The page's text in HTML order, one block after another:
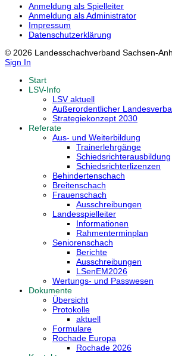
Anmeldung als Spielleiter
Anmeldung als Administrator
Impressum
Datenschutzerklärung
© 2026 Landesschachverband Sachsen-
Sign In
Start
LSV-Info
LSV aktuell
Außerordentlicher
Strategiekonzept 2030
Referate
Aus- und Weiterbildung
Trainerlehrgänge
Schiedsrichterausbildung
Schiedsrichterlizenzen
Behindertenschach
Breitenschach
Frauenschach
Ausschreibungen
Landesspielleiter
Informationen
Rahmenterminplan
Seniorenschach
Berichte
Ausschreibungen
LSenEM2026
Wertungs- und Passwesen
Dokumente
Übersicht
Protokolle
aktuell
Formulare
Rochade Europa
Rochade 2026